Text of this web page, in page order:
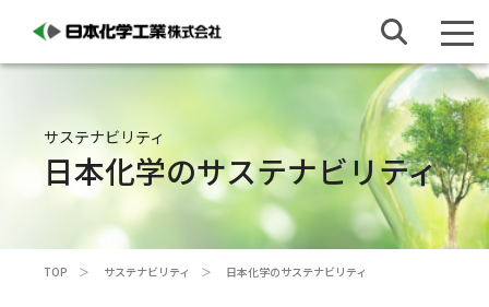
サステナビリティ
日本化学のサステナビリティ
TOP サステナビリティ 日本化学のサステナビリティ